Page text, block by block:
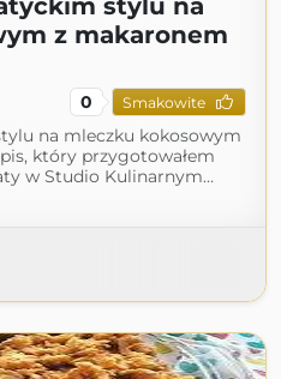
stylu na
z makaronem
0 Smakowite
na mleczku kokosowym
który przygotowałem
w Studio Kulinarnym…